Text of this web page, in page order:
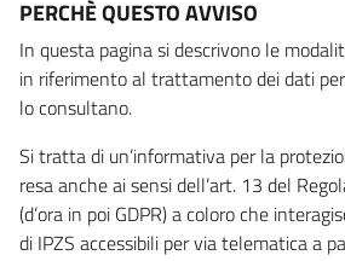
PERCHÈ QUESTO AVVISO
In questa pagina si descrivono le
in riferimento al trattamento dei dati
lo consultano.
Si tratta di un’informativa per la
resa anche ai sensi dell’art. 13 del
(d’ora in poi GDPR) a coloro che
di IPZS accessibili per via telematica a